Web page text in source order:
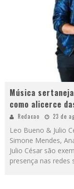
Música
como alicerce
Redacao 23 de
Leo Bueno & Julio
Simone Mendes,
Julio César são
presença nas